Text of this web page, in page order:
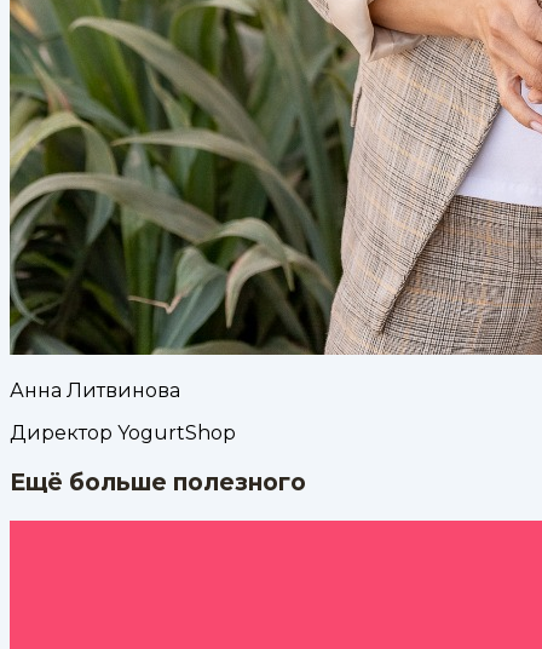
Анна Литвинова
Директор YogurtShop
Ещё больше полезного